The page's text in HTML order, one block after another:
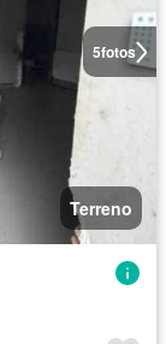
5fotos
Terreno